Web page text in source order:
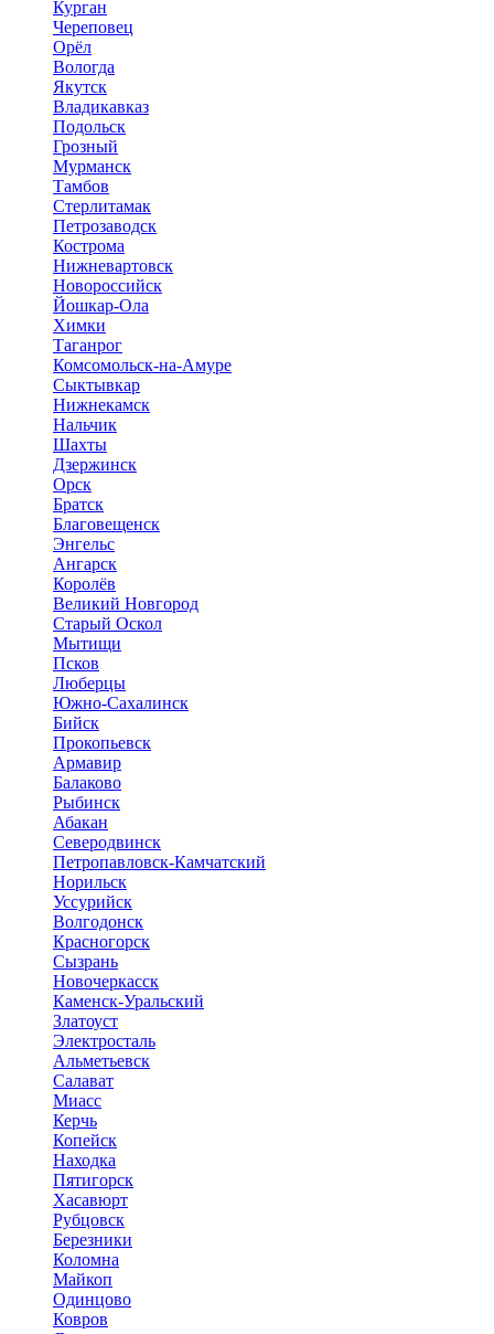
Курган
Череповец
Орёл
Вологда
Якутск
Владикавказ
Подольск
Грозный
Мурманск
Тамбов
Стерлитамак
Петрозаводск
Кострома
Нижневартовск
Новороссийск
Йошкар-Ола
Химки
Таганрог
Комсомольск-на-Амуре
Сыктывкар
Нижнекамск
Нальчик
Шахты
Дзержинск
Орск
Братск
Благовещенск
Энгельс
Ангарск
Королёв
Великий Новгород
Старый Оскол
Мытищи
Псков
Люберцы
Южно-Сахалинск
Бийск
Прокопьевск
Армавир
Балаково
Рыбинск
Абакан
Северодвинск
Петропавловск-Камчатский
Норильск
Уссурийск
Волгодонск
Красногорск
Сызрань
Новочеркасск
Каменск-Уральский
Златоуст
Электросталь
Альметьевск
Салават
Миасс
Керчь
Копейск
Находка
Пятигорск
Хасавюрт
Рубцовск
Березники
Коломна
Майкоп
Одинцово
Ковров